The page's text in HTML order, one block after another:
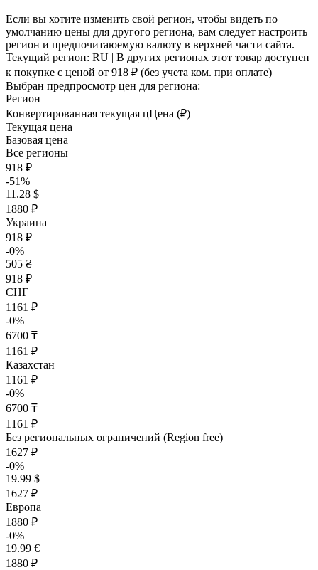
Если вы хотите изменить свой регион, чтобы видеть по
умолчанию цены для другого региона, вам следует настроить
регион и предпочитаюемую валюту в верхней части сайта.
Текущий регион: RU | В других регионах этот товар доступен
к покупке с ценой от 918 ₽ (без учета ком. при оплате)
Выбран предпросмотр цен для региона:
Регион
Конвертированная текущая цЦена (₽)
Текущая цена
Базовая цена
Все регионы
918 ₽
-51%
11.28 $
1880 ₽
Украина
918 ₽
-0%
505 ₴
918 ₽
СНГ
1161 ₽
-0%
6700 ₸
1161 ₽
Казахстан
1161 ₽
-0%
6700 ₸
1161 ₽
Без региональных ограничений (Region free)
1627 ₽
-0%
19.99 $
1627 ₽
Европа
1880 ₽
-0%
19.99 €
1880 ₽